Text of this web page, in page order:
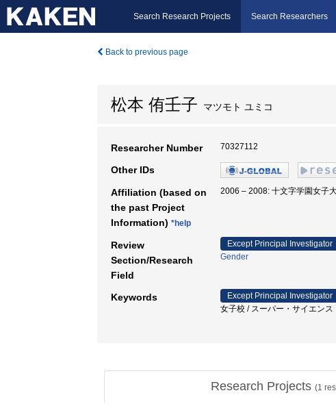
Search Research Projects Search Researchers
Back to previous page
松本 侑壬子 マツモト ユミコ
Researcher Number 70327112
Other IDs
Affiliation (based on
the past Project
Information) *help
2006 – 2008: 十文字学園女子
Review
Section/Research
Field
Except Principal Investigator
Gender
Keywords
Except Principal Investigator
女子校 / スーパー・サイエン
Research Projects (1